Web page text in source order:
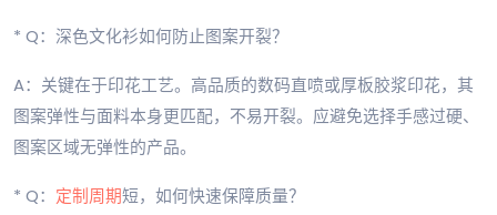
* Q：深色文化衫如何防止图案开裂？
A：关键在于印花工艺。高品质的数码直喷或厚板胶浆印花，其
图案弹性与面料本身更匹配，不易开裂。应避免选择手感过硬、
图案区域无弹性的产品。
* Q： 定制周期短，如何快速保障质量？